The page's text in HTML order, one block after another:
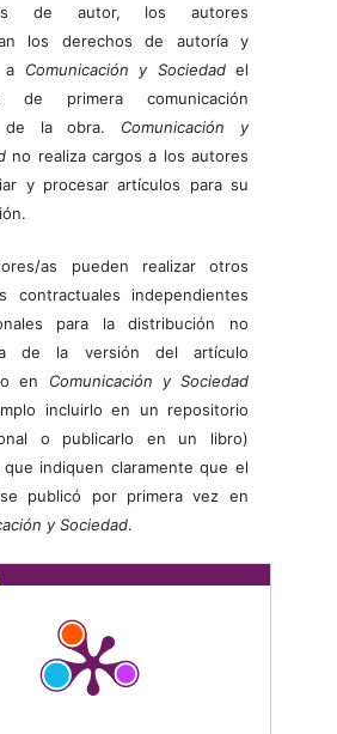
de autor, los autores
los derechos de autoría y
a Comunicación y Sociedadel
de primera comunicación
de la obra. Comunicación y
no realiza cargos a los autores
y procesar artículos para su
as pueden realizar otros
contractuales independientes
para la distribución no
de la versión del artículo
en Comunicación y Sociedad
incluirlo en un repositorio
o publicarlo en un libro)
que indiquen claramente que el
publicó por primera vez en
y Sociedad.